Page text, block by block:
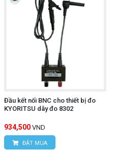
Đầu kết nối BNC cho thiết bị đo
KYORITSU dây đo 8302
934,500 VND
ĐẶT MUA